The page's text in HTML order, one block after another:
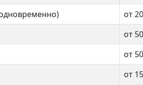
от
от
от
от